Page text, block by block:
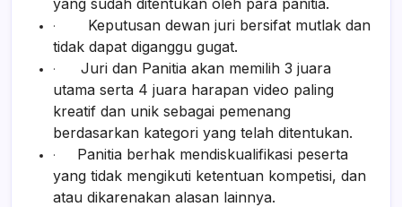
·
Keputusan dewan juri bersifat mutlak dan
tidak dapat diganggu gugat.
·
Juri dan Panitia akan memilih 3 juara
utama serta 4 juara harapan video paling
kreatif dan unik sebagai pemenang
berdasarkan kategori yang telah ditentukan.
·
Panitia berhak mendiskualifikasi peserta
yang tidak mengikuti ketentuan kompetisi, dan
atau dikarenakan alasan lainnya.